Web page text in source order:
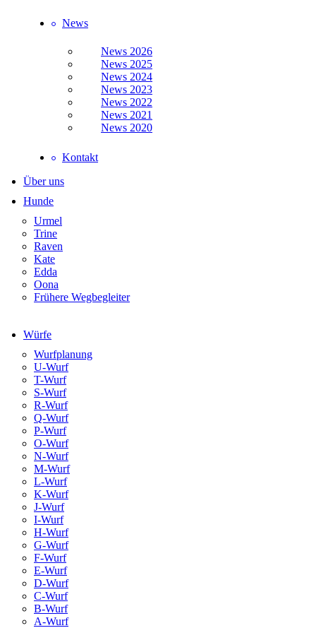
News
News 2026
News 2025
News 2024
News 2023
News 2022
News 2021
News 2020
Kontakt
Über uns
Hunde
Urmel
Trine
Raven
Kate
Edda
Oona
Frühere Wegbegleiter
Würfe
Wurfplanung
U-Wurf
T-Wurf
S-Wurf
R-Wurf
Q-Wurf
P-Wurf
O-Wurf
N-Wurf
M-Wurf
L-Wurf
K-Wurf
J-Wurf
I-Wurf
H-Wurf
G-Wurf
F-Wurf
E-Wurf
D-Wurf
C-Wurf
B-Wurf
A-Wurf